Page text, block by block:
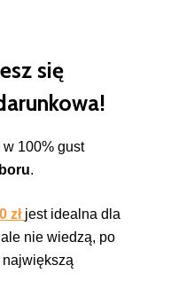
się
100% gust
.
zł jest idealna dla
nie wiedzą, po